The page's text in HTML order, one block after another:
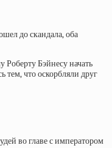
до скандала, оба
Роберту Бэйнесу начать
что оскорбляли друг
во главе с императором